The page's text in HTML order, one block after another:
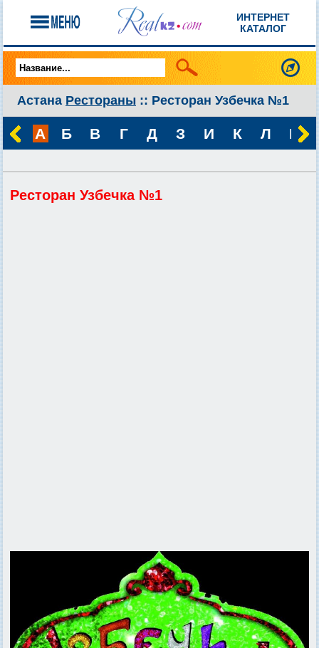
ИНТЕРНЕТ
КАТАЛОГ
Астана Рестораны :: Ресторан Узбечка №1
А Б В Г Д З И К Л М
Ресторан Узбечка №1